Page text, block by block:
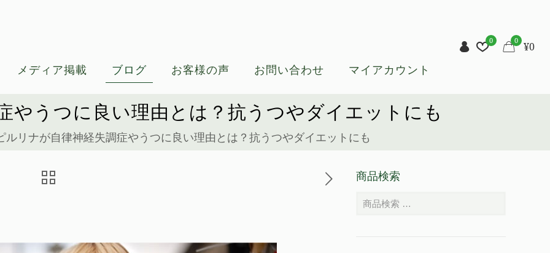
メディア掲載 ブログ お客様の声 お問い合わせ マイアカウント
0 0 ¥0
やうつに良い理由とは？抗うつやダイエットにも
ルリナが自律神経失調症やうつに良い理由とは？抗うつやダイエットにも
商品検索